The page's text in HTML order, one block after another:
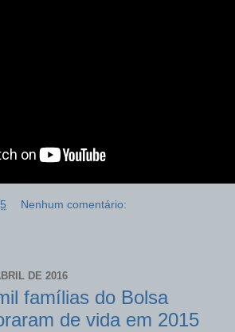
Nenhum comentário:
DE 2016
famílias do Bolsa
de vida em 2015